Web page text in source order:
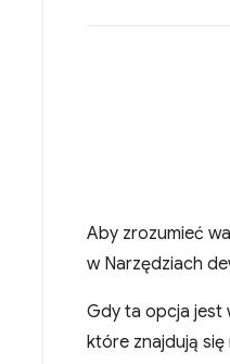
Aby zrozumieć
w Narzędziach
Gdy ta opcja jest
które znajdują się